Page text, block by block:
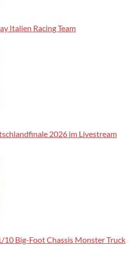
Italien Racing Team
2026 im Livestream
10 Big-Foot Chassis Monster Truck